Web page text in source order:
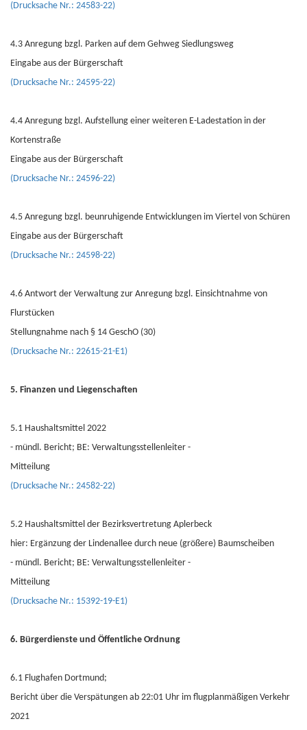
(Drucksache Nr.: 24583-22)
4.3 Anregung bzgl. Parken auf dem Gehweg Siedlungsweg
Eingabe aus der Bürgerschaft
(Drucksache Nr.: 24595-22)
4.4 Anregung bzgl. Aufstellung einer weiteren E-Ladestation in der
Kortenstraße
Eingabe aus der Bürgerschaft
(Drucksache Nr.: 24596-22)
4.5 Anregung bzgl. beunruhigende Entwicklungen im Viertel von Schüren
Eingabe aus der Bürgerschaft
(Drucksache Nr.: 24598-22)
4.6 Antwort der Verwaltung zur Anregung bzgl. Einsichtnahme von
Flurstücken
Stellungnahme nach § 14 GeschO (30)
(Drucksache Nr.: 22615-21-E1)
5. Finanzen und Liegenschaften
5.1 Haushaltsmittel 2022
- mündl. Bericht; BE: Verwaltungsstellenleiter -
Mitteilung
(Drucksache Nr.: 24582-22)
5.2 Haushaltsmittel der Bezirksvertretung Aplerbeck
hier: Ergänzung der Lindenallee durch neue (größere) Baumscheiben
- mündl. Bericht; BE: Verwaltungsstellenleiter -
Mitteilung
(Drucksache Nr.: 15392-19-E1)
6. Bürgerdienste und Öffentliche Ordnung
6.1 Flughafen Dortmund;
Bericht über die Verspätungen ab 22:01 Uhr im flugplanmäßigen Verkehr
2021